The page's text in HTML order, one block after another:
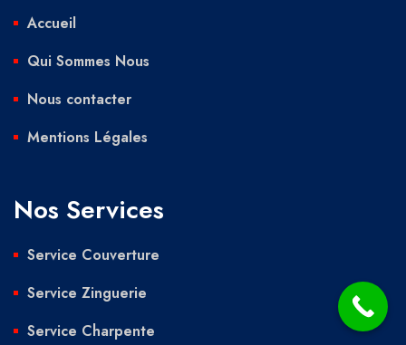
Accueil
Qui Sommes Nous
Nous contacter
Mentions Légales
Nos Services
Service Couverture
Service Zinguerie
Service Charpente